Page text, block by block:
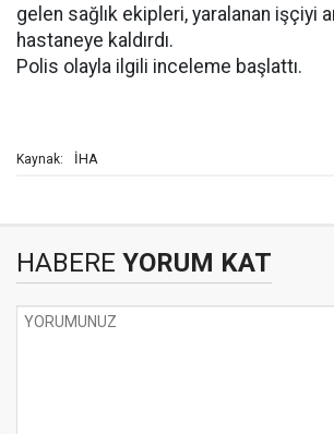
gelen sağlık ekipleri, yaralanan işçiyi
hastaneye kaldırdı.
Polis olayla ilgili inceleme başlattı.
Kaynak: İHA
HABERE YORUM KAT